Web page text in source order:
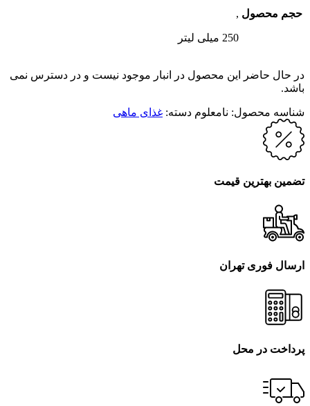
حجم محصول ,
250 میلی لیتر
در حال حاضر این محصول در انبار موجود نیست و در دسترس نمی
باشد.
شناسه محصول: نامعلوم دسته: غذای ماهی
تضمین بهترین قیمت
ارسال فوری تهران
پرداخت در محل